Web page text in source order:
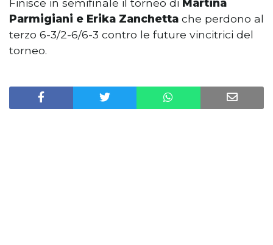
Finisce in semifinale il torneo di Martina
Parmigiani e Erika Zanchetta che perdono al
terzo 6-3/2-6/6-3 contro le future vincitrici del
torneo.